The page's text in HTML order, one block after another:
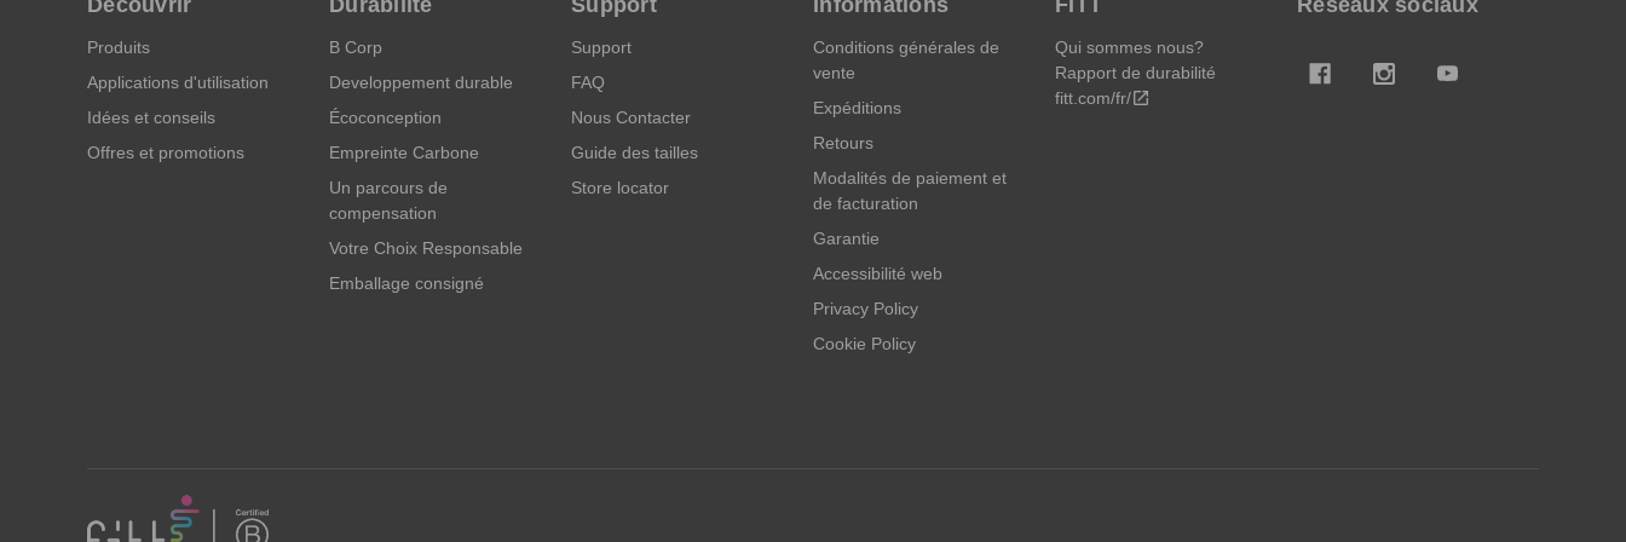
Découvrir
Produits
Applications d'utilisation
Idées et conseils
Offres et promotions
Durabilité
B Corp
Developpement durable
Écoconception
Empreinte Carbone
Un parcours de
compensation
Votre Choix Responsable
Emballage consigné
Support
Support
FAQ
Nous Contacter
Guide des tailles
Store locator
Informations
Conditions générales de
vente
Expéditions
Retours
Modalités de paiement et
de facturation
Garantie
Accessibilité web
Privacy Policy
Cookie Policy
FITT
Qui sommes nous?
Rapport de durabilité
fitt.com/fr/open_in_new
Réseaux sociaux